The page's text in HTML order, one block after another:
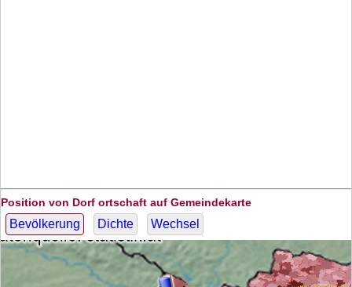
Position von Dorf ortschaft auf Gemeindekarte
Bevölkerung Dichte Wechsel